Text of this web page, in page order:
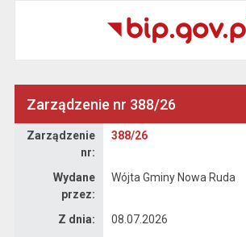
Zarządzenie nr 388/26
Zarządzenie
nr:
388/26
Wydane
przez:
Wójta Gminy Nowa Ruda
Z dnia:
08.07.2026